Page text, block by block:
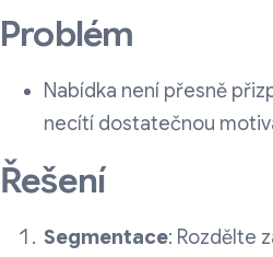
Problém
Nabídka není přesně
necítí dostatečnou
Řešení
Segmentace: Rozdělte